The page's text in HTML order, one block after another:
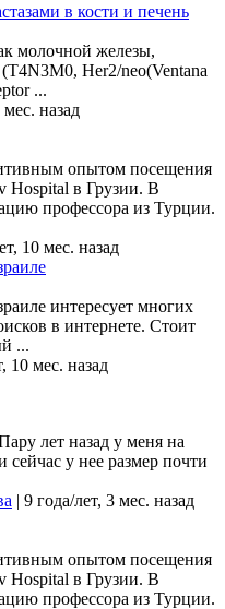
в кости и печень
молочной железы,
(Т4N3M0, Her2/neo(Ventana
...
мес. назад
опытом посещения
Hospital в Грузии. В
профессора из Турции.
10 мес. назад
интересует многих
в интернете. Стоит
...
10 мес. назад
лет назад у меня на
сейчас у нее размер почти
| 9 года/лет, 3 мес. назад
опытом посещения
Hospital в Грузии. В
профессора из Турции.